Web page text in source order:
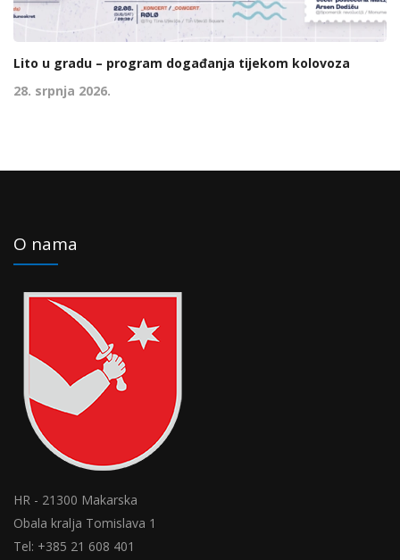
Lito u gradu – program događanja tijekom kolovoza
28. srpnja 2026.
O nama
HR - 21300 Makarska
Obala kralja Tomislava 1
Tel: +385 21 608 401